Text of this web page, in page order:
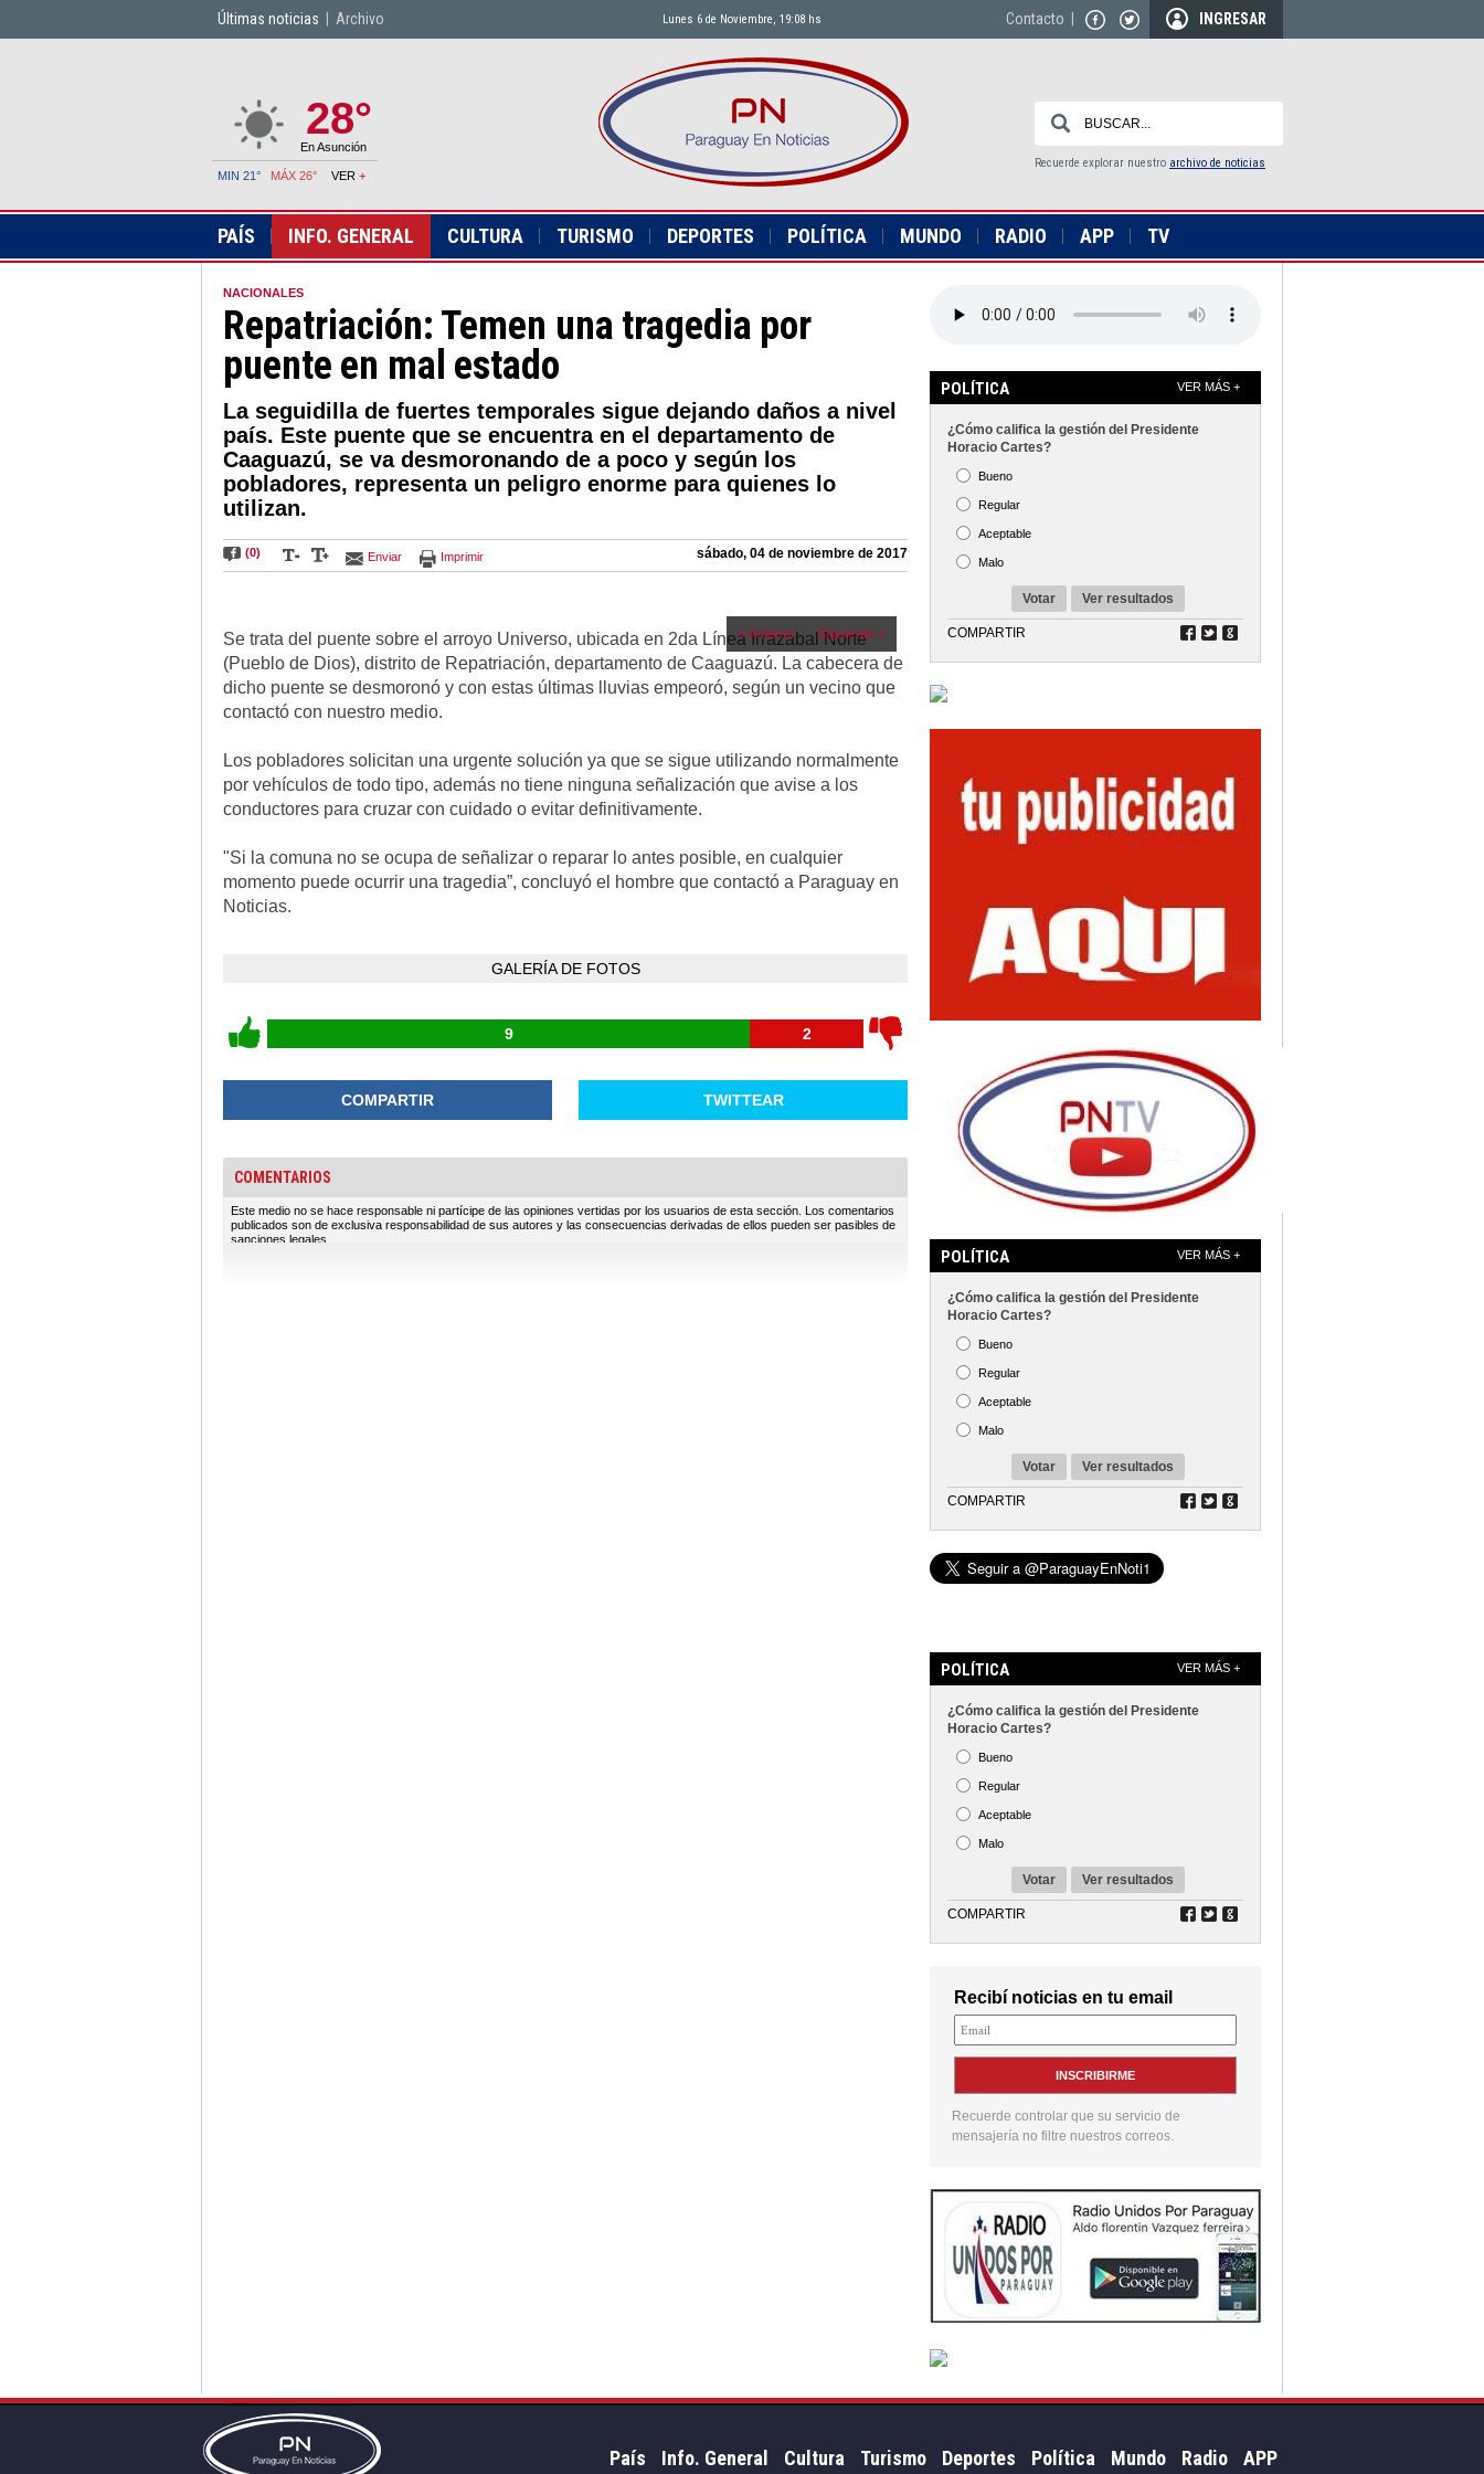
Últimas noticias Archivo Lunes 6 de Noviembre, 19:08 hs INGRESAR
Contacto
28°
En Asunción
MIN 21° MÁX 26° VER+
Recuerde explorar nuestro archivo de noticias
PAÍS INFO. GENERAL CULTURA TURISMO DEPORTES POLÍTICA MUNDO RADIO APP TV
NACIONALES
Repatriación: Temen una tragedia por
puente en mal estado
La seguidilla de fuertes temporales sigue dejando daños a nivel
país. Este puente que se encuentra en el departamento de
Caaguazú, se va desmoronando de a poco y según los
pobladores, representa un peligro enorme para quienes lo
utilizan.
(0) Enviar Imprimir sábado, 04 de noviembre de 2017
« Anterior Siguiente »
Se trata del puente sobre el arroyo Universo, ubicada en 2da Línea Irrazabal Norte
(Pueblo de Dios), distrito de Repatriación, departamento de Caaguazú. La cabecera de
dicho puente se desmoronó y con estas últimas lluvias empeoró, según un vecino que
contactó con nuestro medio.
Los pobladores solicitan una urgente solución ya que se sigue utilizando normalmente
por vehículos de todo tipo, además no tiene ninguna señalización que avise a los
conductores para cruzar con cuidado o evitar definitivamente.
"Si la comuna no se ocupa de señalizar o reparar lo antes posible, en cualquier
momento puede ocurrir una tragedia”, concluyó el hombre que contactó a Paraguay en
Noticias.
GALERÍA DE FOTOS
9 2
COMPARTIR TWITTEAR
COMENTARIOS
Este medio no se hace responsable ni partícipe de las opiniones vertidas por los usuarios de esta sección. Los comentarios
publicados son de exclusiva responsabilidad de sus autores y las consecuencias derivadas de ellos pueden ser pasibles de
sanciones legales.
POLÍTICA VER MÁS +
¿Cómo califica la gestión del Presidente
Horacio Cartes?
Bueno
Regular
Aceptable
Malo
Votar Ver resultados
COMPARTIR
POLÍTICA VER MÁS +
¿Cómo califica la gestión del Presidente
Horacio Cartes?
Bueno
Regular
Aceptable
Malo
Votar Ver resultados
COMPARTIR
POLÍTICA VER MÁS +
¿Cómo califica la gestión del Presidente
Horacio Cartes?
Bueno
Regular
Aceptable
Malo
Votar Ver resultados
COMPARTIR
Recibí noticias en tu email
INSCRIBIRME
Recuerde controlar que su servicio de
mensajería no filtre nuestros correos.
País Info. General Cultura Turismo Deportes Política Mundo Radio APP